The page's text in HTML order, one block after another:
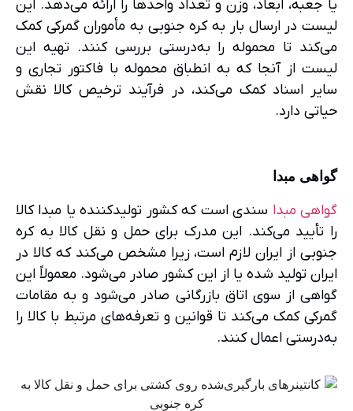
یا جعبه، ابعاد، وزن و تعداد واحدها را ارائه می‌دهد. این
لیست در ارسال بار به کره جنوبی به مأموران گمرکی کمک
می‌کند تا محموله را به‌درستی بررسی کنند. تهیه این
لیست از آنجا که به انطباق محموله با فاکتور تجاری و
سایر اسناد کمک می‌کند، در فرآیند ترخیص کالا نقش
حیاتی دارد.
گواهی مبدا
گواهی مبدا سندی است که کشور تولیدکننده یا مبدا کالا
را تأیید می‌کند. این مدرک برای حمل و نقل کالا به کره
جنوبی از ایران لازم است، زیرا مشخص می‌کند که کالا در
ایران تولید شده یا از این کشور صادر می‌شود. معمولاً این
گواهی از سوی اتاق بازرگانی صادر می‌شود و به مقامات
گمرکی کمک می‌کند تا قوانین و تعرفه‌های مرتبط با کالا را
به‌درستی اعمال کنند.